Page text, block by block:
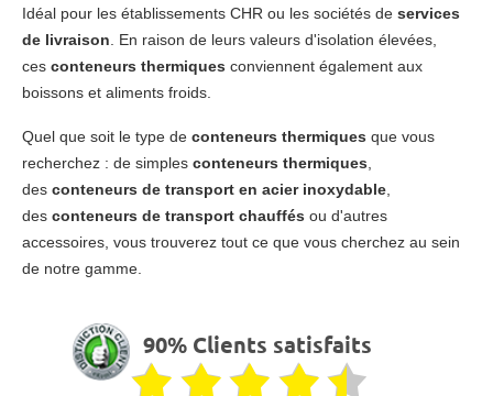
Idéal pour les établissements CHR ou les sociétés de services
de livraison . En raison de leurs valeurs d'isolation élevées,
ces conteneurs thermiques conviennent également aux
boissons et aliments froids.
Quel que soit le type de conteneurs thermiques que vous
recherchez : de simples conteneurs thermiques
des conteneurs de transport en acier inoxydable
des conteneurs de transport chauffés ou d'autres
accessoires, vous trouverez tout ce que vous cherchez au sein
de notre gamme.
90% Clients satisfaits